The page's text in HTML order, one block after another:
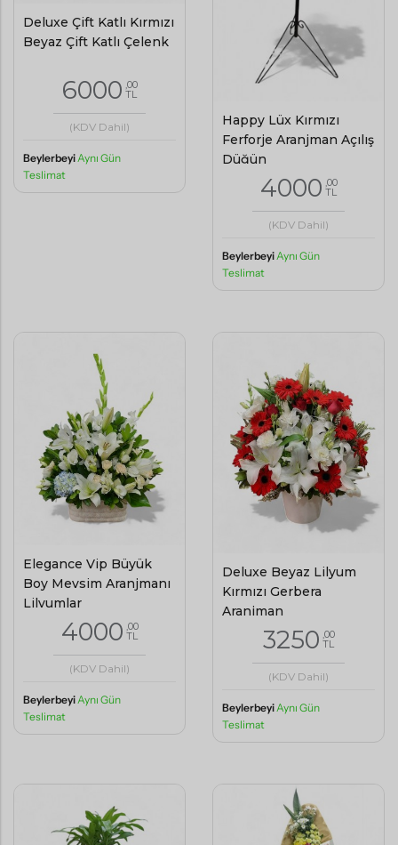
Deluxe Çift Katlı Kırmızı
Beyaz Çift Katlı Çelenk
6000 ,00
TL
(KDV Dahil)
Beylerbeyi Aynı Gün
Teslimat
Happy Lüx Kırmızı
Ferforje Aranjman Açılış
Düğün
4000 ,00
TL
(KDV Dahil)
Beylerbeyi Aynı Gün
Teslimat
Elegance Vip Büyük
Boy Mevsim Aranjmanı
Lilyumlar
4000 ,00
TL
(KDV Dahil)
BeylerbeyiAynı Gün
Teslimat
Deluxe Beyaz Lilyum
Kırmızı Gerbera
Aranjman
3250 ,00
TL
(KDV Dahil)
BeylerbeyiAynı Gün
Teslimat